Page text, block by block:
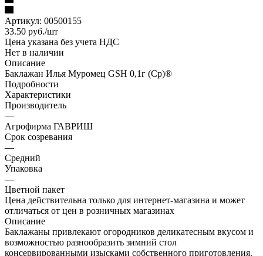
Артикул: 00500155
33.50 руб./шт
Цена указана без учета НДС
Нет в наличии
Описание
Баклажан Илья Муромец GSH 0,1г (Ср)®
Подробности
Характеристики
Производитель
—
Агрофирма ГАВРИШ
Срок созревания
—
Средний
Упаковка
—
Цветной пакет
Цена действительна только для интернет-магазина и может
отличаться от цен в розничных магазинах
Описание
Баклажаны привлекают огородников деликатесным вкусом и
возможностью разнообразить зимний стол
консервированными изысками собственного приготовления.